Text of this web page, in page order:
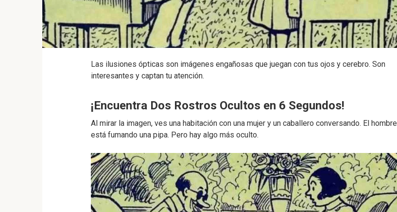
Las ilusiones ópticas son imágenes engañosas que juegan con tus ojos y cerebro. Son
interesantes y captan tu atención.
¡Encuentra Dos Rostros Ocultos en 6 Segundos!
Al mirar la imagen, ves una habitación con una mujer y un caballero conversando. El hombre
está fumando una pipa. Pero hay algo más oculto.